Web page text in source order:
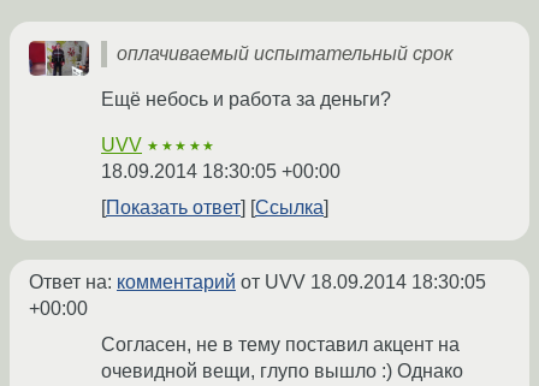
оплачиваемый испытательный срок
Ещё небось и работа за деньги?
UVV ★★★★★
18.09.2014 18:30:05 +00:00
Показать ответ
Ссылка
Ответ на: комментарий от UVV 18.09.2014 18:30:05
+00:00
Согласен, не в тему поставил акцент на
очевидной вещи, глупо вышло :) Однако